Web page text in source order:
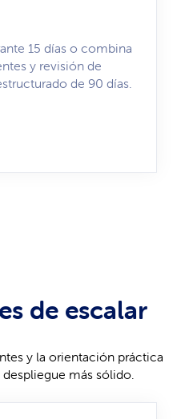
15 días o combina
y revisión de
de 90 días.
de escalar
y la orientación práctica
más sólido.